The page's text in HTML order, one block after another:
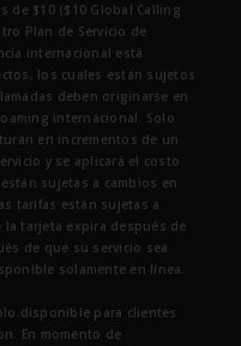
de $10 ($10 Global Calling
Plan de Servicio de
internacional está
los cuales están sujetos
deben originarse en
internacional. Solo
en incrementos de un
y se aplicará el costo
sujetas a cambios en
tarifas están sujetas a
la tarjeta expira después de
de que su servicio sea
solamente en línea.
disponible para clientes
En momento de